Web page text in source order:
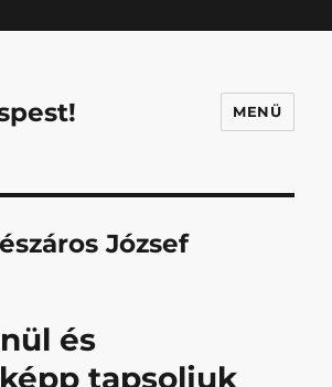
MENÜ
József
és
tapsoljuk